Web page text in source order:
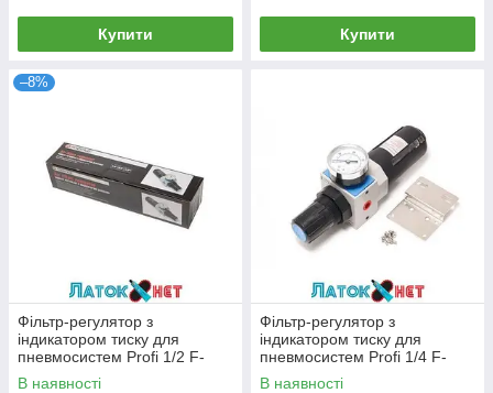
Купити Купити
–8%
Фільтр-регулятор з
індикатором тиску для
пневмосистем Profi 1/2 F-
EW4000-04 Forsage
В наявності
Фільтр-регулятор з
індикатором тиску для
пневмосистем Profi 1/4 F-
EW4000-02 Forsage
В наявності